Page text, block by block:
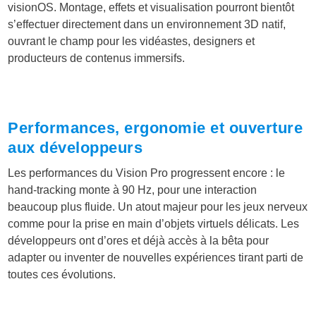
visionOS. Montage, effets et visualisation pourront bientôt
s’effectuer directement dans un environnement 3D natif,
ouvrant le champ pour les vidéastes, designers et
producteurs de contenus immersifs.
Performances, ergonomie et ouverture
aux développeurs
Les performances du Vision Pro progressent encore : le
hand-tracking monte à 90 Hz, pour une interaction
beaucoup plus fluide. Un atout majeur pour les jeux nerveux
comme pour la prise en main d’objets virtuels délicats. Les
développeurs ont d’ores et déjà accès à la bêta pour
adapter ou inventer de nouvelles expériences tirant parti de
toutes ces évolutions.